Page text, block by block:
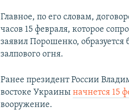
Главное, по его словам,
часов 15 февраля, которое
заявил Порошенко, образуется
залпового огня.
Ранее президент России
востоке Украиныначнется 15
вооружение.